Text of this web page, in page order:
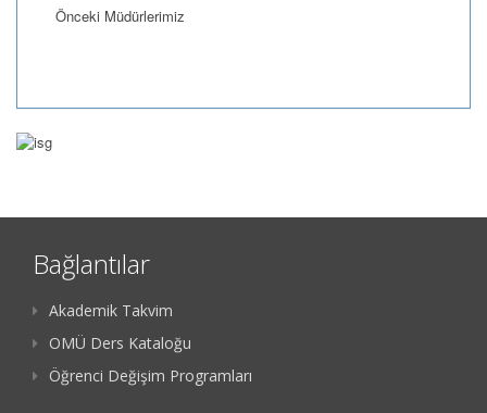
Önceki Müdürlerimiz
Bağlantılar
Akademik Takvim
OMÜ Ders Kataloğu
Öğrenci Değişim Programları